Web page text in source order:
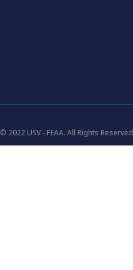
© 2022 USV - FEAA. All Rights Reserved